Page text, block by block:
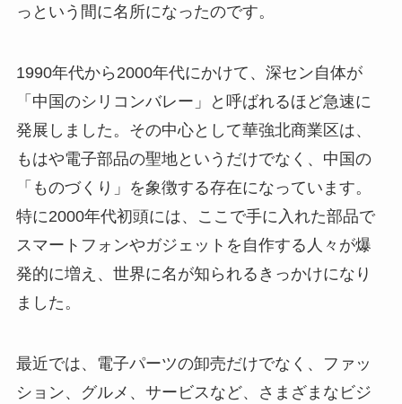
っという間に名所になったのです。
1990年代から2000年代にかけて、深セン自体が
「中国のシリコンバレー」と呼ばれるほど急速に
発展しました。その中心として華強北商業区は、
もはや電子部品の聖地というだけでなく、中国の
「ものづくり」を象徴する存在になっています。
特に2000年代初頭には、ここで手に入れた部品で
スマートフォンやガジェットを自作する人々が爆
発的に増え、世界に名が知られるきっかけになり
ました。
最近では、電子パーツの卸売だけでなく、ファッ
ション、グルメ、サービスなど、さまざまなビジ